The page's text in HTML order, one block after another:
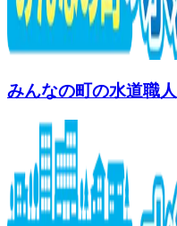
みんなの町の水道職人